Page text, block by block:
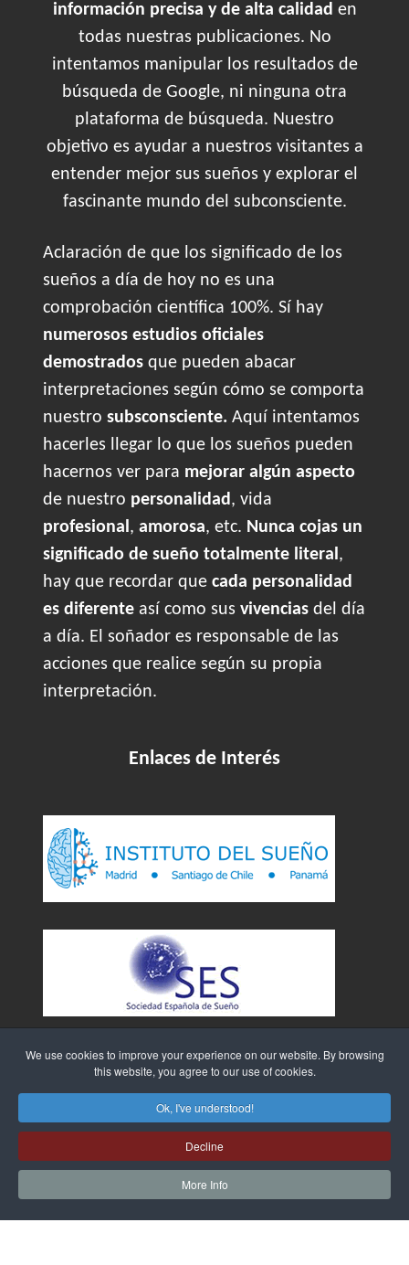
We use cookies to improve your experience on our website. By browsing
this website, you agree to our use of cookies.
Ok, I've understood!
Decline
More Info
información precisa y de alta calidad en
todas nuestras publicaciones. No
intentamos manipular los resultados de
búsqueda de Google, ni ninguna otra
plataforma de búsqueda. Nuestro
objetivo es ayudar a nuestros visitantes a
entender mejor sus sueños y explorar el
fascinante mundo del subconsciente.
Aclaración de que los significado de los
sueños a día de hoy no es una
comprobación científica 100%. Sí hay
numerosos estudios oficiales
demostrados que pueden abacar
interpretaciones según cómo se comporta
nuestro subsconsciente. Aquí intentamos
hacerles llegar lo que los sueños pueden
hacernos ver para mejorar algún aspecto
de nuestro personalidad, vida
profesional, amorosa, etc. Nunca cojas un
significado de sueño totalmente literal,
hay que recordar que cada personalidad
es diferente así como sus vivencias del día
a día. El soñador es responsable de las
acciones que realice según su propia
interpretación.
Enlaces de Interés
Sitio Web creado por